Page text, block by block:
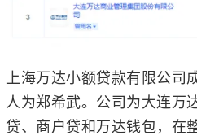
上海万达小额贷款有限公司
人为郑希武。公司为大连万
贷、商户贷和万达钱包，在